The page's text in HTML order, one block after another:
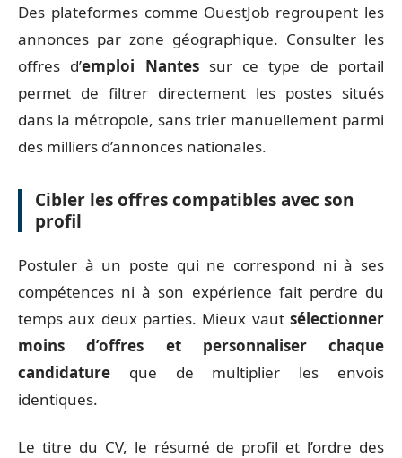
Des plateformes comme OuestJob regroupent les
annonces par zone géographique. Consulter les
offres d’emploi Nantessur ce type de portail
permet de filtrer directement les postes situés
dans la métropole, sans trier manuellement parmi
des milliers d’annonces nationales.
Cibler les offres compatibles avec son
profil
Postuler à un poste qui ne correspond ni à ses
compétences ni à son expérience fait perdre du
temps aux deux parties. Mieux vaut sélectionner
moins d’offres et personnaliser chaque
candidature que de multiplier les envois
identiques.
Le titre du CV, le résumé de profil et l’ordre des